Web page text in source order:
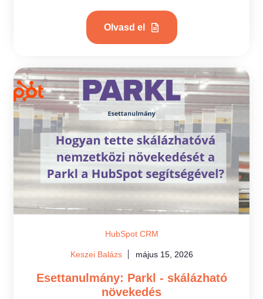
Olvasd el
HubSpot CRM
Keszei Balázs május 15, 2026
Esettanulmány: Parkl - skálázható
növekedés